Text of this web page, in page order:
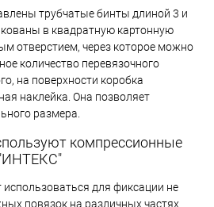
трубчатые бинты длиной 3 и
в квадратную картонную
отверстием, через которое можно
количество перевязочного
на поверхности коробка
наклейка. Она позволяет
размера.
компрессионные
для фиксации не
повязок на различных частях